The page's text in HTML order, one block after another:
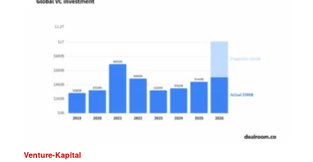
Venture-Kapital